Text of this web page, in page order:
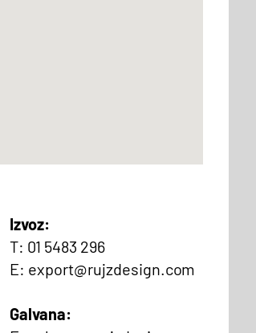
Izvoz:
T: 01 5483 296
E: export@rujzdesign.com
Galvana: